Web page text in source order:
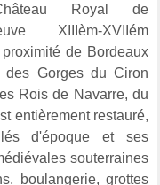
Royal de
XIIIèm-XVIIém
de Bordeaux
des Gorges du Ciron
Rois de Navarre, du
entièrement restauré,
d'époque et ses
souterraines
boulangerie, grottes